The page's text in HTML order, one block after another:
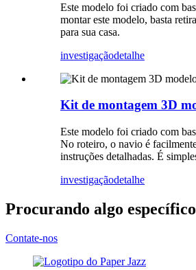
Este modelo foi criado com
montar este modelo, basta
para sua casa.
investigaçãodetalhe
Kit de montagem 3D
Este modelo foi criado com
No roteiro, o navio é
instruções detalhadas. É
investigaçãodetalhe
Procurando algo
Contate-nos